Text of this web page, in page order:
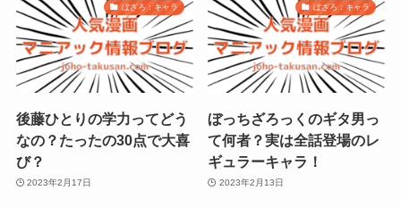
ぼざろ：キャラ
後藤ひとりの学力ってどう
なの？たったの30点で大喜
び？
2023年2月17日
ぼざろ：キャラ
ぼっちざろっくのギタ男っ
て何者？実は全話登場のレ
ギュラーキャラ！
2023年2月13日